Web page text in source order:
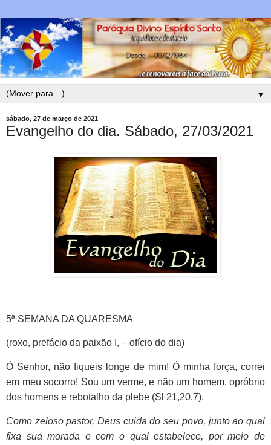
▼
sábado, 27 de março de 2021
Evangelho do dia. Sábado, 27/03/2021
5ª SEMANA DA QUARESMA
(roxo, prefácio da paixão I, – ofício do dia)
Ó Senhor, não fiqueis longe de mim! Ó minha força, correi
em meu socorro! Sou um verme, e não um homem, opróbrio
dos homens e rebotalho da plebe (Sl 21,20.7).
Como zeloso pastor, Deus cuida do seu povo, junto ao qual
fixa sua morada e com o qual estabelece, por meio de